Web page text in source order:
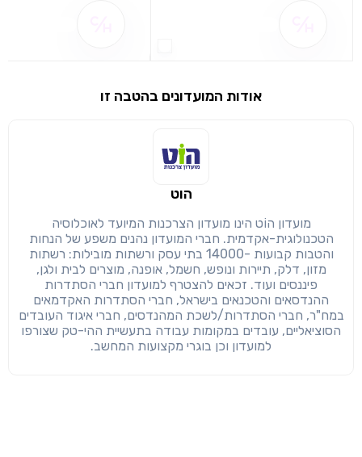
שיתוף
שימו לב!
מימוש הטבה זו ניתן רק לחברי
הבנתי, המשך לאתר
אודות המועדונים בהטבה זו
הוט
מועדון הוֹט הינו מועדון הצרכנות המיועד לאוכלוסיה
הטכנולוגית-אקדמית. חברי המועדון נהנים משפע של הנחות
והטבות קבועות -14000 בתי עסק ורשתות מובילות: רשתות
מזון, דלק, תיירות ונופש, חשמל, אופנה, מוצרים לבית ולגן,
פיננסים ועוד. זכאים להצטרף למועדון חברי הסתדרות
ההנדסאים והטכנאים בישראל, חברי הסתדרות האקדמאים
במח"ר, חברי הסתדרות/לשכת המהנדסים, חברי איגוד העובדים
הסוציאליים, עובדים במקומות עבודה בתעשיית ההי-טק שצורפו
למועדון וכן בוגרי מקצועות המחשב.